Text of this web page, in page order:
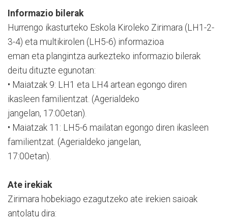
Informazio bilerak
Hurrengo ikasturteko Eskola Kiroleko Zirimara (LH1-2-
3-4) eta multikirolen (LH5-6) informazioa
eman eta plangintza aurkezteko informazio bilerak
deitu dituzte egunotan:
• Maiatzak 9: LH1 eta LH4 artean egongo diren
ikasleen familientzat. (Agerialdeko
jangelan, 17:00etan).
• Maiatzak 11: LH5-6 mailatan egongo diren ikasleen
familientzat. (Agerialdeko jangelan,
17:00etan).
Ate irekiak
Zirimara hobekiago ezagutzeko ate irekien saioak
antolatu dira: